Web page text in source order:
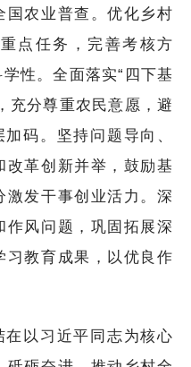
国农业普查。优化乡村
点任务，完善考核方
性。全面落实“四下基
充分尊重农民意愿，避
码。坚持问题导向、
改革创新并举，鼓励基
激发干事创业活力。深
作风问题，巩固拓展深
习教育成果，以优良作
以习近平同志为核心